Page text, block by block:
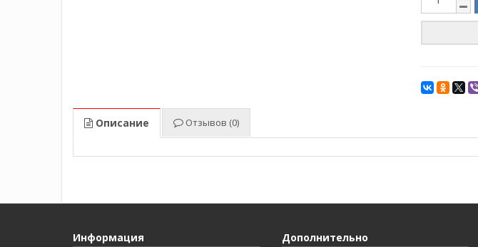
Описание Отзывов (0)
Информация Дополнительно